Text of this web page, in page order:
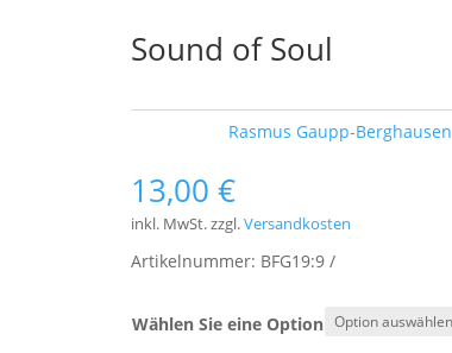
Sound of Soul
Rasmus Gaupp-Berghausen
13,00€
inkl. MwSt.zzgl.Versandkosten
Artikelnummer: BFG19:9
Wählen Sie eine Option